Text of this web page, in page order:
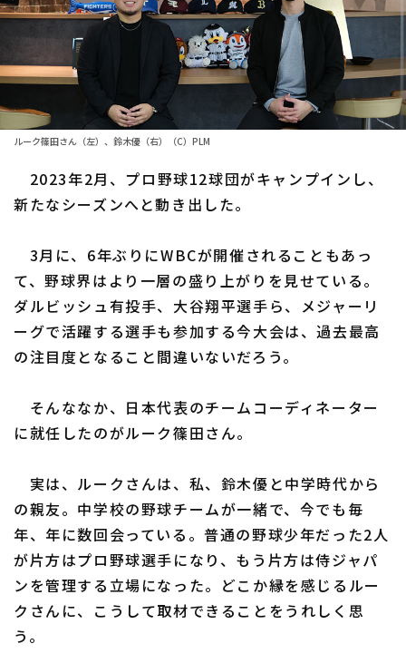
順位表･成績
1軍公式戦
ファーム東地区
ファーム西地区
選手名鑑
選手名鑑トップ
北海道日本ハムファイターズ
東北楽天ゴールデンイーグルス
埼玉西武ライオンズ
千葉ロッテマリーンズ
オリックス・バファローズ
福岡ソフトバンクホークス
ニュース
運営会社
ルーク篠田さん（左）、鈴木優（右）（C）PLM
2023年2月、プロ野球12球団がキャンプインし、
新たなシーズンへと動き出した。
3月に、6年ぶりにWBCが開催されることもあっ
て、野球界はより一層の盛り上がりを見せている。
ダルビッシュ有投手、大谷翔平選手ら、メジャーリ
ーグで活躍する選手も参加する今大会は、過去最高
の注目度となること間違いないだろう。
そんななか、日本代表のチームコーディネーター
に就任したのがルーク篠田さん。
実は、ルークさんは、私、鈴木優と中学時代から
の親友。中学校の野球チームが一緒で、今でも毎
年、年に数回会っている。普通の野球少年だった2人
が片方はプロ野球選手になり、もう片方は侍ジャパ
ンを管理する立場になった。どこか縁を感じるルー
クさんに、こうして取材できることをうれしく思
う。